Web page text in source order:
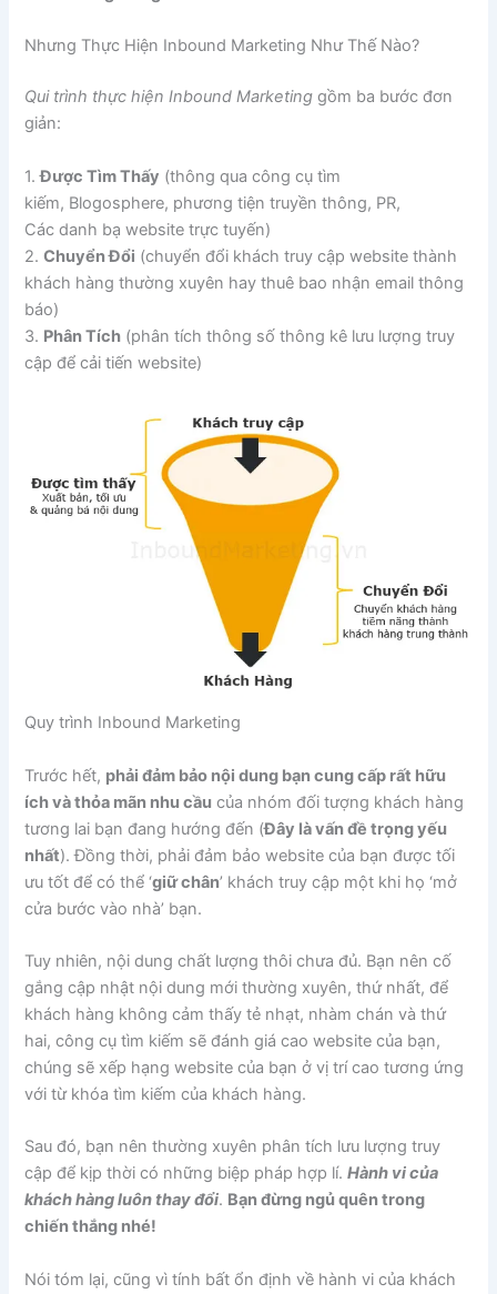
Nhưng Thực Hiện Inbound Marketing Như Thế Nào?
Qui trình thực hiện Inbound Marketing gồm ba bước đơn
giản:
1.Được Tìm Thấy (thông qua công cụ tìm
kiếm, Blogosphere, phương tiện truyền thông, PR,
Các danh bạ website trực tuyến)
2.Chuyển Đổi (chuyển đổi khách truy cập website thành
khách hàng thường xuyên hay thuê bao nhận email thông
báo)
3. Phân Tích (phân tích thông số thông kê lưu lượng truy
cập để cải tiến website)
Quy trình Inbound Marketing
Trước hết, phải đảm bảo nội dung bạn cung cấp rất hữu
ích và thỏa mãn nhu cầu của nhóm đối tượng khách hàng
tương lai bạn đang hướng đến (Đây là vấn đề trọng yếu
nhất). Đồng thời, phải đảm bảo website của bạn được tối
ưu tốt để có thể ‘giữ chân’ khách truy cập một khi họ ‘mở
cửa bước vào nhà’ bạn.
Tuy nhiên, nội dung chất lượng thôi chưa đủ. Bạn nên cố
gắng cập nhật nội dung mới thường xuyên, thứ nhất, để
khách hàng không cảm thấy tẻ nhạt, nhàm chán và thứ
hai, công cụ tìm kiếm sẽ đánh giá cao website của bạn,
chúng sẽ xếp hạng website của bạn ở vị trí cao tương ứng
với từ khóa tìm kiếm của khách hàng.
Sau đó, bạn nên thường xuyên phân tích lưu lượng truy
cập để kịp thời có những biệp pháp hợp lí.Hành vi của
khách hàng luôn thay đổi. Bạn đừng ngủ quên trong
chiến thắng nhé!
Nói tóm lại, cũng vì tính bất ổn định về hành vi của khách